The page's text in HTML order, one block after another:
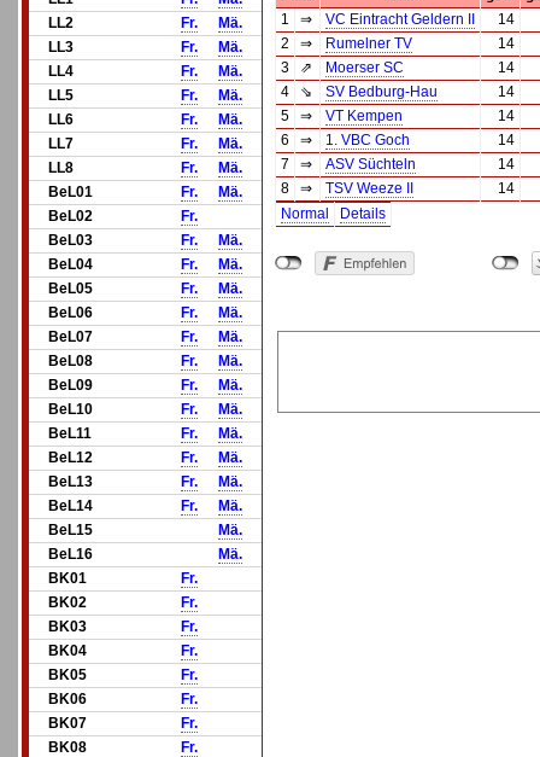
LL2
Fr.
Mä.
LL3
Fr.
Mä.
LL4
Fr.
Mä.
LL5
Fr.
Mä.
LL6
Fr.
Mä.
LL7
Fr.
Mä.
LL8
Fr.
Mä.
BeL01
Fr.
Mä.
BeL02
Fr.
BeL03
Fr.
Mä.
BeL04
Fr.
Mä.
BeL05
Fr.
Mä.
BeL06
Fr.
Mä.
BeL07
Fr.
Mä.
BeL08
Fr.
Mä.
BeL09
Fr.
Mä.
BeL10
Fr.
Mä.
BeL11
Fr.
Mä.
BeL12
Fr.
Mä.
BeL13
Fr.
Mä.
BeL14
Fr.
Mä.
BeL15
Mä.
BeL16
Mä.
BK01
Fr.
BK02
Fr.
BK03
Fr.
BK04
Fr.
BK05
Fr.
BK06
Fr.
BK07
Fr.
BK08
Fr.
1
⇒ VC Eintracht Geldern II
14
2
⇒ Rumelner TV
14
3
⇗ Moerser SC
14
4
⇘ SV Bedburg-Hau
14
5
⇒ VT Kempen
14
6
⇒ 1. VBC Goch
14
7
⇒ ASV Süchteln
14
8
⇒ TSV Weeze II
14
Normal
Details